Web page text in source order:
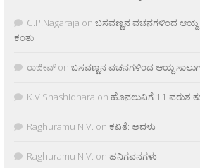
C.P.Nagaraja on ಬಸವಣ್ಣನ ವಚನಗಳಿಂದ ಆಯ್ದ
ಕಂತು
ರಾಜೀವ್ on ಬಸವಣ್ಣನ ವಚನಗಳಿಂದ ಆಯ್ದ
K.V Shashidhara on ಹೊನಲುವಿಗೆ 11 ವರುಶ
Raghuramu N.V. on ಕವಿತೆ: ಅವಳು
Raghuramu N.V. on ಹನಿಗವನಗಳು